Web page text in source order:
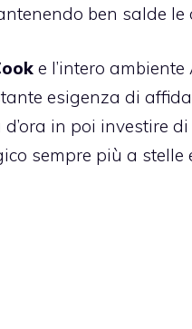
ben salde
e l’intero
esigenza di
in poi investire
sempre più a stelle